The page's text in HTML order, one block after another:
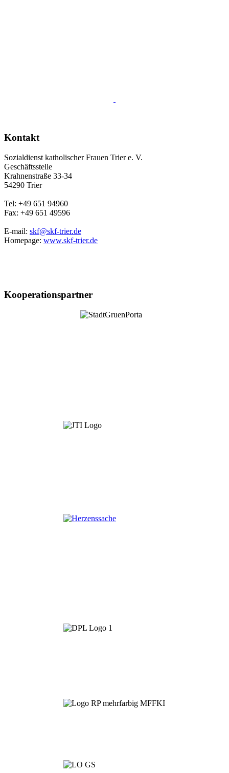
Kontakt
Sozialdienst katholischer Frauen Trier e. V.
Geschäftsstelle
Krahnenstraße 33-34
54290 Trier
Tel: +49 651 94960
Fax: +49 651 49596
E-mail: skf@skf-trier.de
Homepage: www.skf-trier.de
Kooperationspartner